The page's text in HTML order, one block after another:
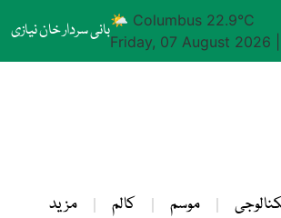
بانی سردار خان نیازی🌤 Columbus 22.9°C
Friday, 07 August 2026
موسم کالم مزید